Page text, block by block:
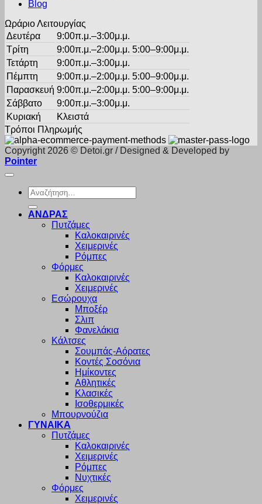
Blog
Ωράριο Λειτουργίας
Δευτέρα
9:00π.μ.–3:00μ.μ.
Τρίτη
9:00π.μ.–2:00μ.μ. 5:00–9:00μ.μ.
Τετάρτη
9:00π.μ.–3:00μ.μ.
Πέμπτη
9:00π.μ.–2:00μ.μ. 5:00–9:00μ.μ.
Παρασκευή 9:00π.μ.–2:00μ.μ. 5:00–9:00μ.μ.
Σάββατο
9:00π.μ.–3:00μ.μ.
Κυριακή
Κλειστά
Τρόποι Πληρωμής
Copyright 2026 © Detoi.gr / Designed & Developed by
Pointer
Αναζήτηση
για:
ΑΝΔΡΑΣ
Πυτζάμες
Καλοκαιρινές
Χειμερινές
Ρόμπες
Φόρμες
Καλοκαιρινές
Χειμερινές
Εσώρουχα
Μποξέρ
Σλιπ
Φανελάκια
Κάλτσες
Σουμπάς-Αόρατες
Κοντές Σοσόνια
Ημίκοντες
Αθλητικές
Κλασικές
Ισοθερμικές
Μπουρνούζια
ΓΥΝΑΙΚΑ
Πυτζάμες
Καλοκαιρινές
Χειμερινές
Ρόμπες
Νυχτικές
Φόρμες
Χειμερινές